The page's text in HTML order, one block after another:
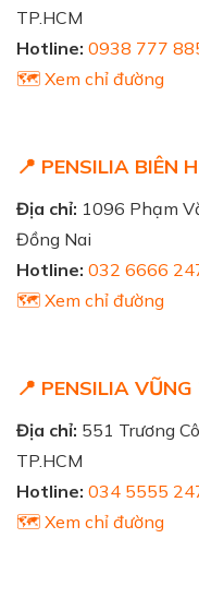
TP.HCM
Hotline: 0938 777
🗺️ Xem chỉ đường
📍 PENSILIA BIÊN
Địa chỉ: 1096 Phạm
Đồng Nai
Hotline: 032 6666
🗺️ Xem chỉ đường
📍 PENSILIA
Địa chỉ: 551 Trương
TP.HCM
Hotline: 034 5555
🗺️ Xem chỉ đường